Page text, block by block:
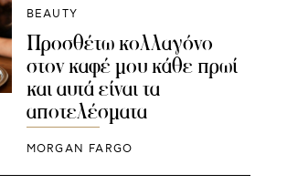
BEAUTY
Προσθέτω κολλαγόνο
στον καφέ μου κάθε πρωί
και αυτά είναι τα
αποτελέσματα
MORGAN FARGO